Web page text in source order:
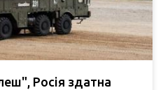
Росія здатна